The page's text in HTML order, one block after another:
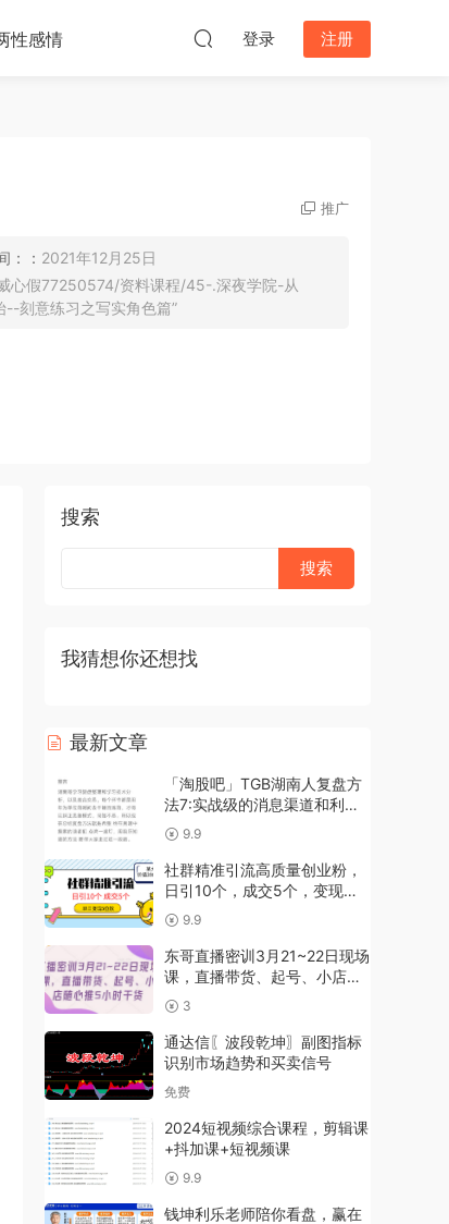
性感情 登录 注册
推广
：： 2021年12月25日
心假77250574/资料课程/45-.深夜学院-从
--刻意练习之写实角色篇”
搜索
我猜想你还想找
最新文章
「淘股吧」TGB湖南人复盘方
法7:实战级的消息渠道和利用
方法9.9
社群精准引流高质量创业粉，
日引10个，成交5个，变现五
位数9.9
东哥直播密训3月21~22日现场
课，直播带货、起号、小店随
心推5小时干货
3
通达信〖波段乾坤〗副图指标
识别市场趋势和买卖信号
免费
2024短视频综合课程，剪辑课
+抖加课+短视频课
9.9
钱坤利乐老师陪你看盘，赢在